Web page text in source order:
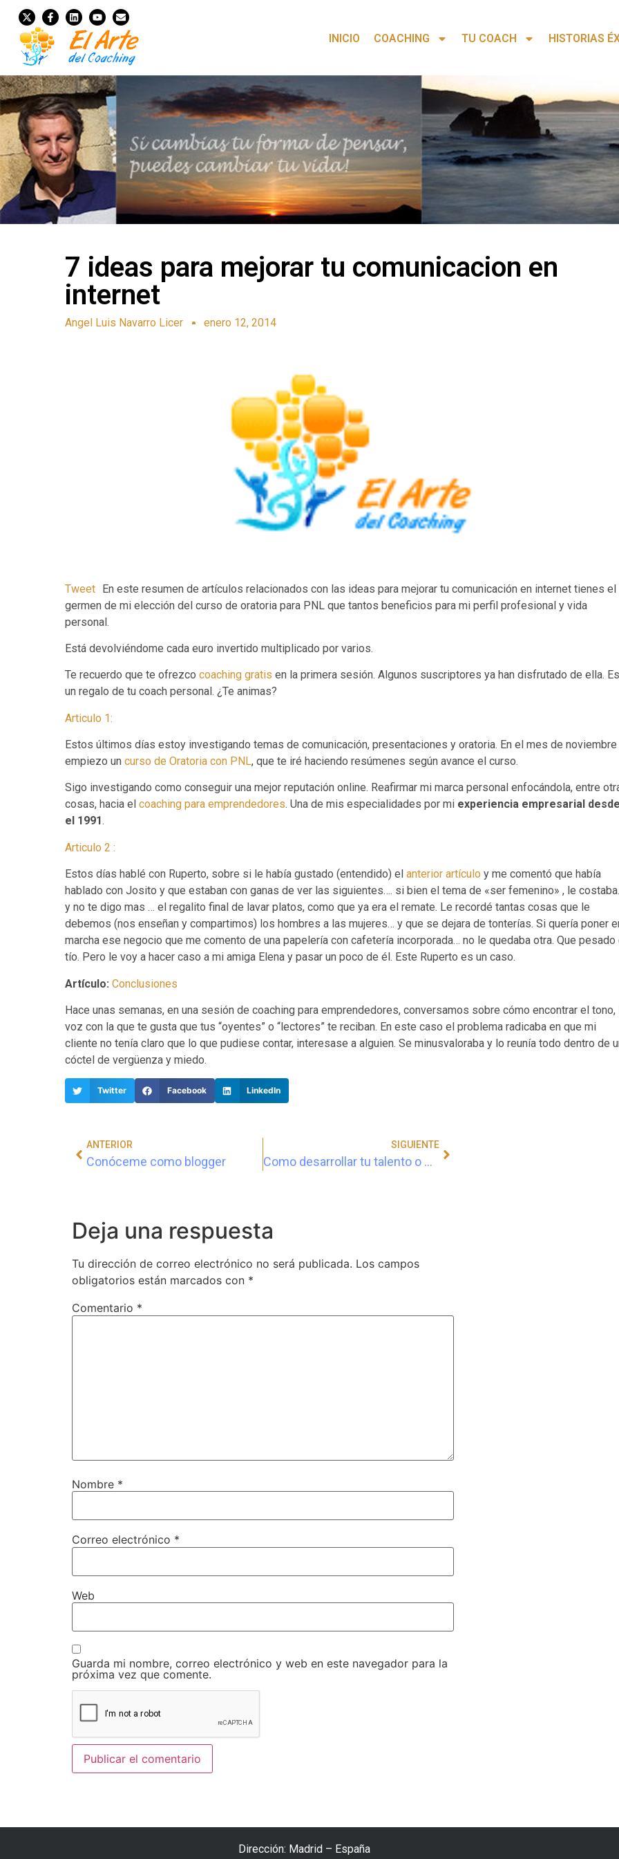
INICIO COACHING TU COACH HISTORIAS
7 ideas para mejorar tu comunicacion en
internet
Angel Luis Navarro Licer enero 12, 2014
Tweet En este resumen de artículos relacionados con las ideas para mejorar tu comunicación en internet tienes el
germen de mi elección del curso de oratoria para PNL que tantos beneficios para mi perfil profesional y vida
personal.
Está devolviéndome cada euro invertido multiplicado por varios.
Te recuerdo que te ofrezco coaching gratisen la primera sesión. Algunos suscriptores ya han disfrutado de ella. Es
un regalo de tu coach personal. ¿Te animas?
Articulo 1:
Estos últimos días estoy investigando temas de comunicación, presentaciones y oratoria. En el mes de noviembre
empiezo uncurso de Oratoria con PNL, que te iré haciendo resúmenes según avance el curso.
Sigo investigando como conseguir una mejor reputación online. Reafirmar mi marca personal enfocándola, entre
cosas, hacia elcoaching para emprendedores. Una de mis especialidades por mi experiencia empresarial desde
el 1991.
Articulo 2 :
Estos días hablé con Ruperto, sobre si le había gustado (entendido) elanterior artículoy me comentó que había
hablado con Josito y que estaban con ganas de ver las siguientes…. si bien el tema de «ser femenino» , le
y no te digo mas … el regalito final de lavar platos, como que ya era el remate. Le recordé tantas cosas que le
debemos (nos enseñan y compartimos) los hombres a las mujeres… y que se dejara de tonterías. Si quería poner
marcha ese negocio que me comento de una papelería con cafetería incorporada… no le quedaba otra. Que pesado
tío. Pero le voy a hacer caso a mi amiga Elena y pasar un poco de él. Este Ruperto es un caso.
Artículo: Conclusiones
Hace unas semanas, en una sesión de coaching para emprendedores, conversamos sobre cómo encontrar el tono,
voz con la que te gusta que tus “oyentes” o “lectores” te reciban. En este caso el problema radicaba en que mi
cliente no tenía claro que lo que pudiese contar, interesase a alguien. Se minusvaloraba y lo reunía todo dentro de
cóctel de vergüenza y miedo.
Twitter Facebook LinkedIn
ANTERIOR
Conóceme como blogger
SIGUIENTE
Como desarrollar tu talento o habilidad
Deja una respuesta
Tu dirección de correo electrónico no será publicada. Los campos
obligatorios están marcados con *
Comentario *
Nombre *
Correo electrónico *
Web
Guarda mi nombre, correo electrónico y web en este navegador para la
próxima vez que comente.
Dirección: Madrid – España